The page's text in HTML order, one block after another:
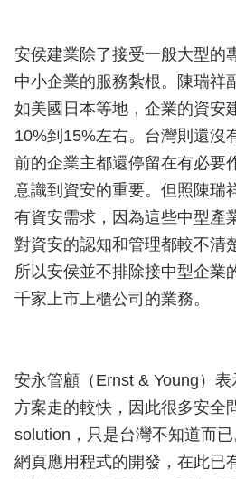
安侯建業除了接受一般大型的
中小企業的服務紮根。陳瑞祥
如美國日本等地，企業的資安
10%到15%左右。台灣則還沒
前的企業主都還停留在有必要
意識到資安的重要。但照陳瑞
有資安需求，因為這些中型產
對資安的認知和管理都較不清
所以安侯並不排除接中型企業
千家上市上櫃公司的業務。
安永管顧（Ernst & Young）
方案走的較快，因此很多安全
solution，只是台灣不知道而
網頁應用程式的開發，在此已